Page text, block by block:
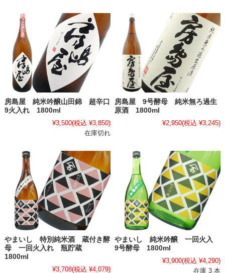
房島屋 純米吟醸山田錦 超辛口
9火入れ 1800ml
¥3,500(税込 ¥3,850)
在庫切れ
房島屋 9号酵母 純米無ろ過生
原酒 1800ml
¥2,950(税込 ¥3,245)
やまいし 特別純米酒 蔵付き酵
母 一回火入れ 瓶貯蔵
1800ml
¥3,708(税込 ¥4,079)
やまいし 純米吟醸 一回火入
9号酵母 1800ml
¥3,900(税込 ¥4,290)
在庫 3 本